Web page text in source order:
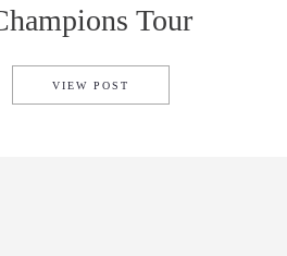
Tour
VIEW POST